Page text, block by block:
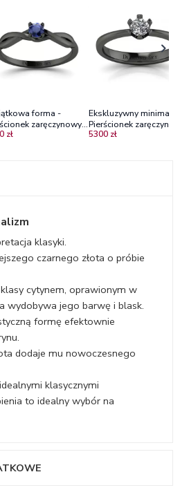
forma -
zaręczynowy z
złota z szafirem
zł
Ekskluzywny
Pierścionek
czarnego złota z
5300 zł
klasyki.
czarnego złota o próbie
cytynem, oprawionym w
wydobywa jego barwę i blask.
formę efektownie
dodaje mu nowoczesnego
klasycznymi
to idealny wybór na